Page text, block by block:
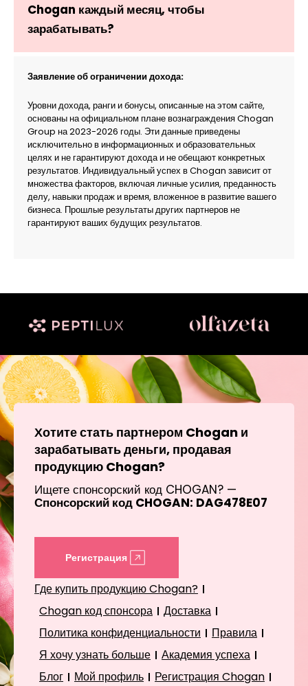
Chogan каждый месяц, чтобы
зарабатывать?
Заявление об ограничении дохода:
Уровни дохода, ранги и бонусы, описанные на этом сайте,
основаны на официальном плане вознаграждения Chogan
Group на 2023-2026 годы. Эти данные приведены
исключительно в информационных и образовательных
целях и не гарантируют дохода и не обещают конкретных
результатов. Индивидуальный успех в Chogan зависит от
множества факторов, включая личные усилия, преданность
делу, навыки продаж и время, вложенное в развитие вашего
бизнеса. Прошлые результаты других партнеров не
гарантируют ваших будущих результатов.
Хотите стать партнером Chogan и
зарабатывать деньги, продавая
продукцию Chogan?
Ищете спонсорский код CHOGAN? —
Спонсорский код CHOGAN: DAG478E07
Регистрация
Где купить продукцию Chogan?
Chogan код спонсора
Доставка
Политика конфиденциальности
Правила
Я хочу узнать больше
Академия успеха
Блог
Мой профиль Регистрация Chogan